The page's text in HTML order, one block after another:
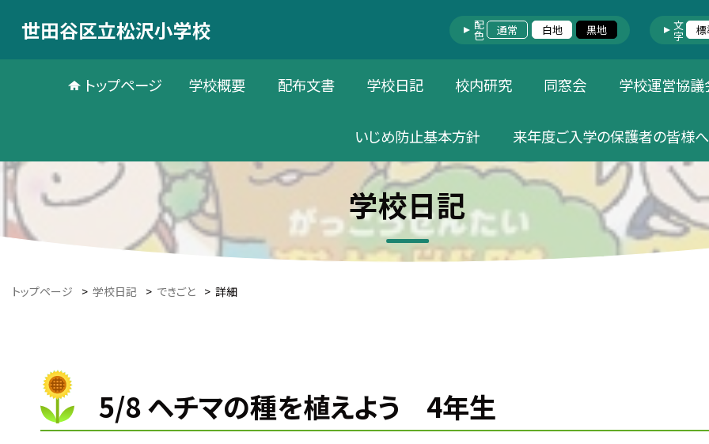
世田谷区立松沢小学校 配色 通常 白地 黒地 文字
トップページ 学校概要 配布文書 学校日記 校内研究 同窓会 学校運営協議
いじめ防止基本方針 来年度ご入学の保護者の皆様へ
学校日記
トップページ > 学校日記 > できごと > 詳細
5/8 ヘチマの種を植えよう 4年生